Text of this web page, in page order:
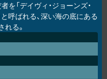
を「デイヴィ・ジョーンズ・
と呼ばれる、深い海の底にある
る。